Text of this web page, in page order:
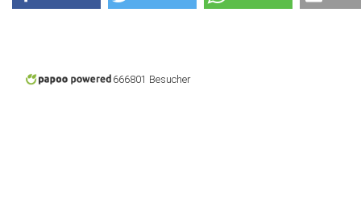
666801 Besucher